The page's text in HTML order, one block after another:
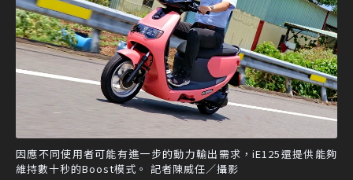
因應不同使用者可能有進一步的動力輸出需求，iE125還提供能夠
維持數十秒的Boost模式。 記者陳威任／攝影